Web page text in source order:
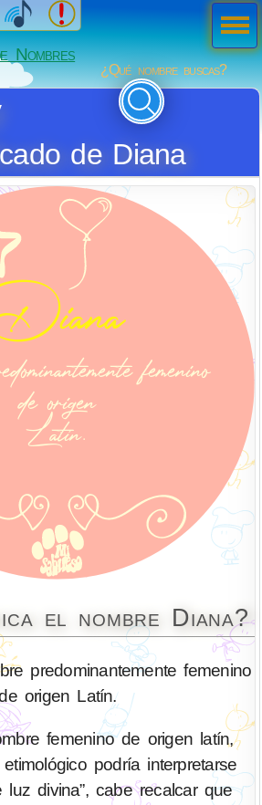
Nombres
¿Qué nombre buscas?
de Diana
el nombre Diana?
predominantemente femenino
origen Latín.
femenino de origen latín,
podría interpretarse
luz divina”, cabe recalcar que
Men
ú